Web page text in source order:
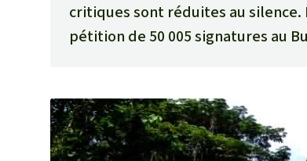
critiques sont réduites au silence.
pétition de 50 005 signatures au